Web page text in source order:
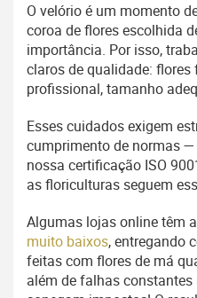
O velório é um momento
coroa de flores escolhida
importância. Por isso,
claros de qualidade: flores
profissional, tamanho
Esses cuidados exigem
cumprimento de normas
nossa certificação ISO
as floriculturas seguem
Algumas lojas online têm
muito baixos, entregando
feitas com flores de má
além de falhas